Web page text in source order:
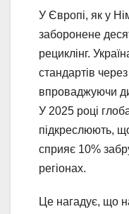
У Європі, як у
заборонене
рециклінг.
стандартів
впроваджуючи
У 2025 році
підкреслюють,
сприяє 10%
регіонах.
Це нагадує, що